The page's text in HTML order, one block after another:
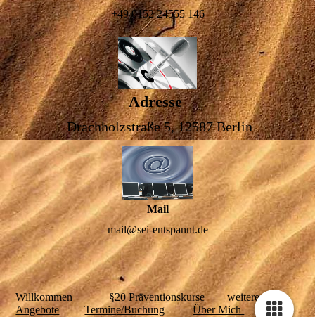
+49 0152 24555 146
Adresse
Drachholzstraße 5, 12587 Berlin
Mail
mail@sei-entspannt.de
Willkommen §20 Präventionskurse
weitere
Angebote
Termine/Buchung
Über Mich